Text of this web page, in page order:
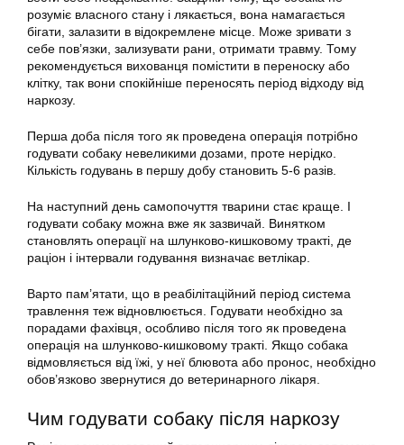
розуміє власного стану і лякається, вона намагається
бігати, залазити в відокремлене місце. Може зривати з
себе пов’язки, зализувати рани, отримати травму. Тому
рекомендується вихованця помістити в переноску або
клітку, так вони спокійніше переносять період відходу від
наркозу.
Перша доба після того як проведена операція потрібно
годувати собаку невеликими дозами, проте нерідко.
Кількість годувань в першу добу становить 5-6 разів.
На наступний день самопочуття тварини стає краще. І
годувати собаку можна вже як зазвичай. Винятком
становлять операції на шлунково-кишковому тракті, де
раціон і інтервали годування визначає ветлікар.
Варто пам’ятати, що в реабілітаційний період система
травлення теж відновлюється. Годувати необхідно за
порадами фахівця, особливо після того як проведена
операція на шлунково-кишковому тракті. Якщо собака
відмовляється від їжі, у неї блювота або пронос, необхідно
обов’язково звернутися до ветеринарного лікаря.
Чим годувати собаку після наркозу